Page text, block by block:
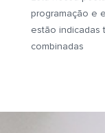
programação e
estão indicadas
combinadas